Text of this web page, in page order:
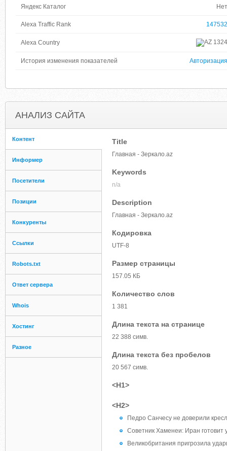
Яндекс Каталог Нет
Alexa Traffic Rank 147532
Alexa Country 1324
История изменения показателей Авторизация
АНАЛИЗ САЙТА
Контент
Информер
Посетители
Позиции
Конкуренты
Ссылки
Robots.txt
Ответ сервера
Whois
Хостинг
Разное
Title
Главная - Зеркало.az
Keywords
n/a
Description
Главная - Зеркало.az
Кодировка
UTF-8
Размер страницы
157.05 КБ
Количество слов
1 381
Длина текста на странице
22 388 симв.
Длина текста без пробелов
20 567 симв.
<H1>
<H2>
Педро Санчесу не доверили
Советник Хаменеи: Иран
Великобритания пригрозила